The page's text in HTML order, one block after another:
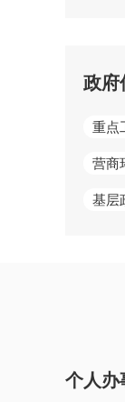
政府
重点
营商
基层
个人办